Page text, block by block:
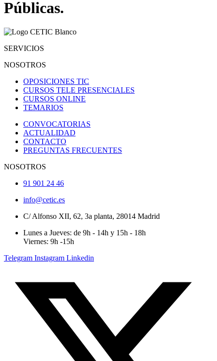
Públicas.
SERVICIOS
NOSOTROS
OPOSICIONES TIC
CURSOS TELE PRESENCIALES
CURSOS ONLINE
TEMARIOS
CONVOCATORIAS
ACTUALIDAD
CONTACTO
PREGUNTAS FRECUENTES
NOSOTROS
91 901 24 46
info@cetic.es
C/ Alfonso XII, 62, 3a planta, 28014 Madrid
Lunes a Jueves: de 9h - 14h y 15h - 18h
Viernes: 9h -15h
Telegram Instagram Linkedin